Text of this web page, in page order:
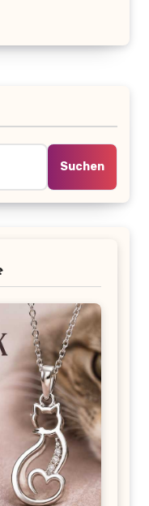
Suchen